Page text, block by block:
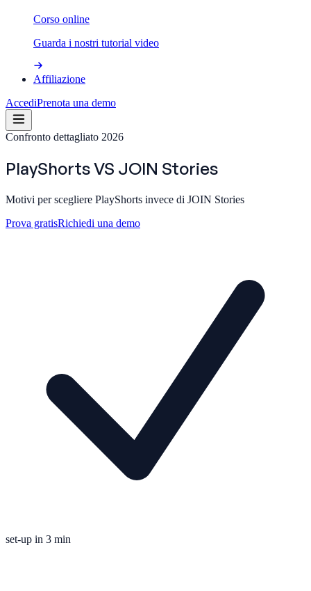
Corso online
Guarda i nostri tutorial video
Affiliazione
AccediPrenota una demo
Confronto dettagliato 2026
PlayShortsVS JOIN Stories
Motivi per scegliere PlayShorts invece di JOIN Stories
Prova gratisRichiedi una demo
set-up in 3 min